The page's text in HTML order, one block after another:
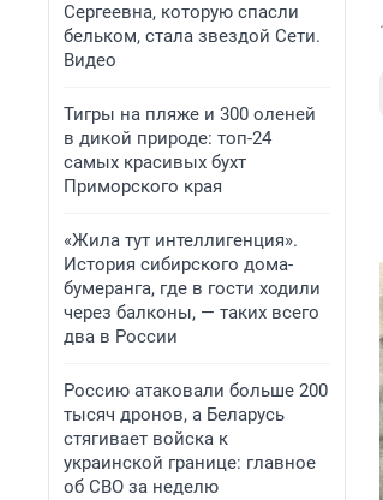
Сергеевна, которую спасли
бельком, стала звездой Сети.
Видео
Тигры на пляже и 300 оленей
в дикой природе: топ-24
самых красивых бухт
Приморского края
«Жила тут интеллигенция».
История сибирского дома-
бумеранга, где в гости ходили
через балконы, — таких всего
два в России
Россию атаковали больше 200
тысяч дронов, а Беларусь
стягивает войска к
украинской границе: главное
об СВО за неделю